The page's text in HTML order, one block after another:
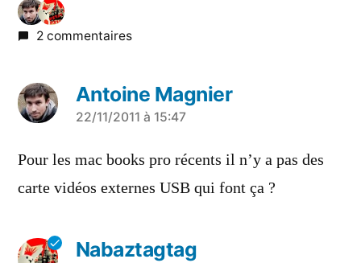
2 commentaires
Antoine Magnier
a
dit :
22/11/2011 à 15:47
Pour les mac books pro récents il n’y a pas des
carte vidéos externes USB qui font ça ?
Nabaztagtag